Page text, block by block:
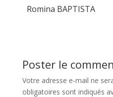
Romina BAPTISTA
Poster le
Votre adresse e-mail ne
obligatoires sont indiqués